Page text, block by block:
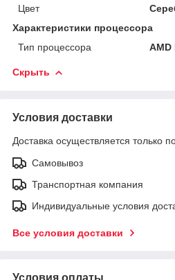
Цвет
Характеристики процессора
Тип процессора
AMD
Скрыть
Условия доставки
Доставка осуществляется только
Самовывоз
Транспортная компания
Индивидуальные условия
Все условия доставки
Условия оплаты